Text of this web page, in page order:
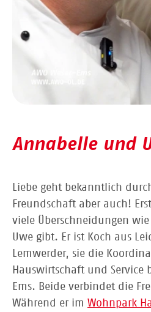
Annabelle und
Liebe geht bekanntlich
Freundschaft aber auch!
viele Überschneidungen
Uwe gibt. Er ist Koch aus
Lemwerder, sie die
Hauswirtschaft und Service
Ems. Beide verbindet die
Während er im Wohnpark